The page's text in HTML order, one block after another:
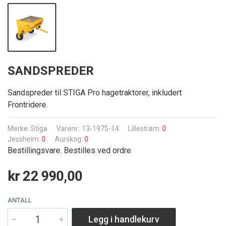
SANDSPREDER
Sandspreder til STIGA Pro hagetraktorer, inkludert
Frontridere.
Merke: Stiga Varenr.: 13-1975-14 Lillestrøm: 0
Jessheim: 0 Aurskog: 0
Bestillingsvare. Bestilles ved ordre
kr 22 990,00
ANTALL
Legg i handlekurv